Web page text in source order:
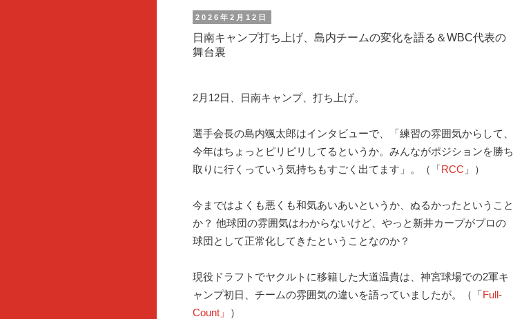
2026年2月12日
日南キャンプ打ち上げ、島内チームの変化を語る＆WBC代表の
舞台裏
2月12日、日南キャンプ、打ち上げ。
選手会長の島内颯太郎はインタビューで、「練習の雰囲気からして、
今年はちょっとピリピリしてるというか。みんながポジションを勝ち
取りに行くっていう気持ちもすごく出てます」。（「RCC 」）
今まではよくも悪くも和気あいあいというか、ぬるかったということ
か？ 他球団の雰囲気はわからないけど、やっと新井カープがプロの
球団として正常化してきたということなのか？
現役ドラフトでヤクルトに移籍した大道温貴は、神宮球場での2軍キ
ャンプ初日、チームの雰囲気の違いを語っていましたが。（「Full-
Count」
）